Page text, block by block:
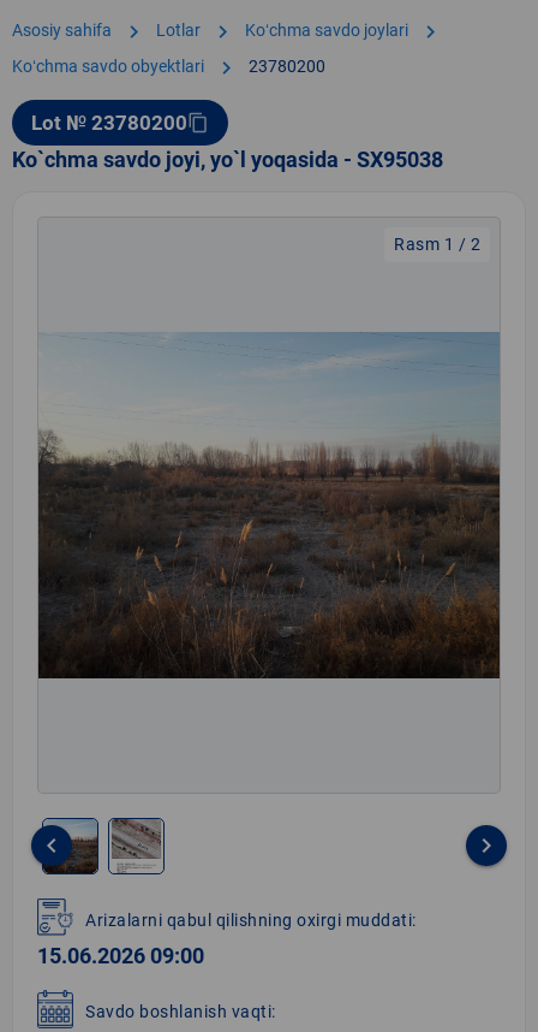
Asosiy sahifa chevron_right Lotlar chevron_right Koʻchma savdo joylari chevron_right
Koʻchma savdo obyektlari chevron_right 23780200
Lot № 23780200content_copy
Ko`chma savdo joyi, yo`l yoqasida - SX95038
Rasm 1 / 2
1
of
2
keyboard_arrow_left keyboard_arrow_right
Arizalarni qabul qilishning oxirgi muddati:
15.06.2026 09:00
Savdo boshlanish vaqti: